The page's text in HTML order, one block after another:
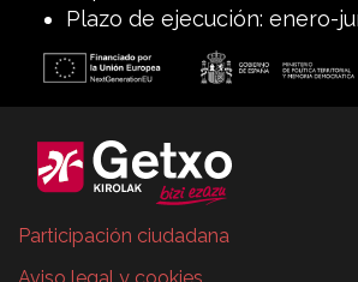
Plazo de ejecución: enero-
Participación ciudadana